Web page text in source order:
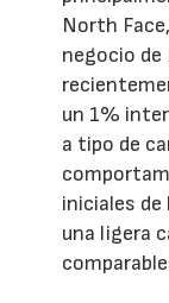
North
negocio
un 1%
a tipo de
iniciales de
una ligera